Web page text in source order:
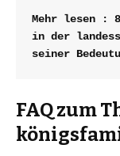
Mehr lesen :
in der
seiner
FAQ zum